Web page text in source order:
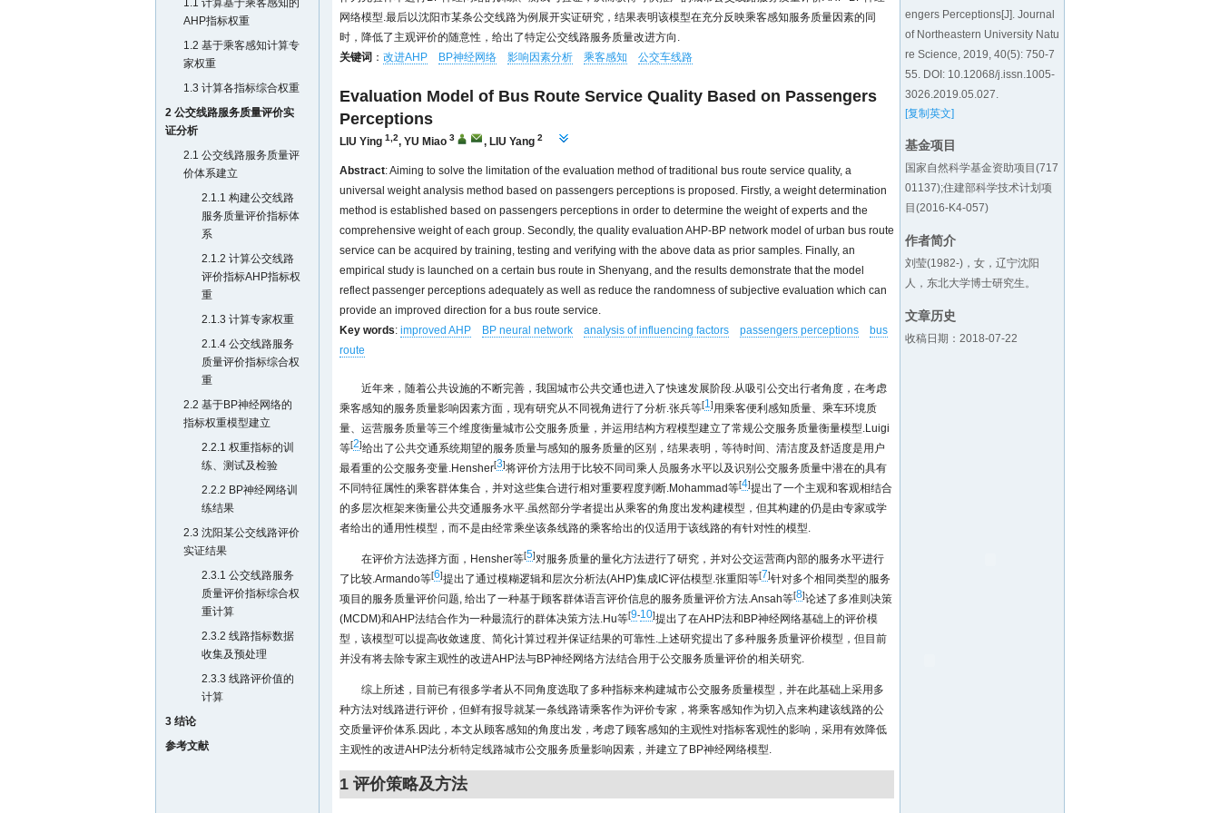
1.1 计算基于乘客感知的
AHP指标权重
1.2 基于乘客感知计算专
家权重
1.3 计算各指标综合权重
2 公交线路服务质量评价实
证分析
2.1 公交线路服务质量评
价体系建立
2.1.1 构建公交线路
服务质量评价指标体
系
2.1.2 计算公交线路
评价指标AHP指标权
重
2.1.3 计算专家权重
2.1.4 公交线路服务
质量评价指标综合权
重
2.2 基于BP神经网络的
指标权重模型建立
2.2.1 权重指标的训
练、测试及检验
2.2.2 BP神经网络训
练结果
2.3 沈阳某公交线路评价
实证结果
2.3.1 公交线路服务
质量评价指标综合权
重计算
2.3.2 线路指标数据
收集及预处理
2.3.3 线路评价值的
计算
3 结论
参考文献
engers Perceptions[J]. Journal
of Northeastern University Natu
re Science, 2019, 40(5): 750-7
55. DOI: 10.12068/j.issn.1005-
3026.2019.05.027.
[复制英文]
基金项目
国家自然科学基金资助项目(717
01137);住建部科学技术计划项
目(2016-K4-057)
作者简介
刘莹(1982-)，女，辽宁沈阳
人，东北大学博士研究生。
文章历史
收稿日期：2018-07-22
网络模型.最后以沈阳市某条公交线路为例展开实证研究，结果表明该模型在充分反映乘客感知服务质量因素的同
时，降低了主观评价的随意性，给出了特定公交线路服务质量改进方向.
关键词 ： 改进AHP BP神经网络 影响因素分析 乘客感知 公交车线路
Evaluation Model of Bus Route Service Quality Based on Passengers
Perceptions
LIU Ying 1,2, YU Miao 3 , LIU Yang 2
Abstract: Aiming to solve the limitation of the evaluation method of traditional bus route service quality, a
universal weight analysis method based on passengers perceptions is proposed. Firstly, a weight determination
method is established based on passengers perceptions in order to determine the weight of experts and the
comprehensive weight of each group. Secondly, the quality evaluation AHP-BP network model of urban bus route
service can be acquired by training, testing and verifying with the above data as prior samples. Finally, an
empirical study is launched on a certain bus route in Shenyang, and the results demonstrate that the model
reflect passenger perceptions adequately as well as reduce the randomness of subjective evaluation which can
provide an improved direction for a bus route service.
Key words: improved AHP BP neural network analysis of influencing factors passengers perceptions
bus
route
近年来，随着公共设施的不断完善，我国城市公共交通也进入了快速发展阶段.从吸引公交出行者角度，在考虑
乘客感知的服务质量影响因素方面，现有研究从不同视角进行了分析.张兵等[1]用乘客便利感知质量、乘车环境质
量、运营服务质量等三个维度衡量城市公交服务质量，并运用结构方程模型建立了常规公交服务质量衡量模型.Luigi
等[2]给出了公共交通系统期望的服务质量与感知的服务质量的区别，结果表明，等待时间、清洁度及舒适度是用户
最看重的公交服务变量.Hensher[3]将评价方法用于比较不同司乘人员服务水平以及识别公交服务质量中潜在的具有
不同特征属性的乘客群体集合，并对这些集合进行相对重要程度判断.Mohammad等[4]提出了一个主观和客观相结合
的多层次框架来衡量公共交通服务水平.虽然部分学者提出从乘客的角度出发构建模型，但其构建的仍是由专家或学
者给出的通用性模型，而不是由经常乘坐该条线路的乘客给出的仅适用于该线路的有针对性的模型.
在评价方法选择方面，Hensher等[5]对服务质量的量化方法进行了研究，并对公交运营商内部的服务水平进行
了比较.Armando等[6]提出了通过模糊逻辑和层次分析法(AHP)集成IC评估模型.张重阳等[7]针对多个相同类型的服务
项目的服务质量评价问题, 给出了一种基于顾客群体语言评价信息的服务质量评价方法.Ansah等[8]论述了多准则决策
(MCDM)和AHP法结合作为一种最流行的群体决策方法.Hu等[9-10]提出了在AHP法和BP神经网络基础上的评价模
型，该模型可以提高收敛速度、简化计算过程并保证结果的可靠性.上述研究提出了多种服务质量评价模型，但目前
并没有将去除专家主观性的改进AHP法与BP神经网络方法结合用于公交服务质量评价的相关研究.
综上所述，目前已有很多学者从不同角度选取了多种指标来构建城市公交服务质量模型，并在此基础上采用多
种方法对线路进行评价，但鲜有报导就某一条线路请乘客作为评价专家，将乘客感知作为切入点来构建该线路的公
交质量评价体系.因此，本文从顾客感知的角度出发，考虑了顾客感知的主观性对指标客观性的影响，采用有效降低
主观性的改进AHP法分析特定线路城市公交服务质量影响因素，并建立了BP神经网络模型.
1 评价策略及方法